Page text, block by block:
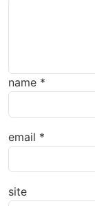
name *
email *
site